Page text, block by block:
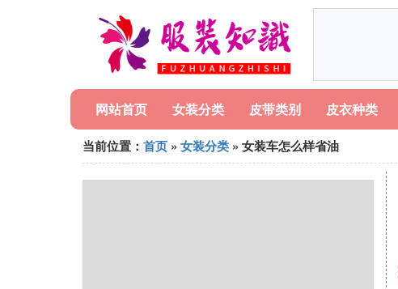
网站首页 女装分类 皮带类别 皮衣种类
当前位置： 首页 » 女装分类 » 女装车怎么样省油